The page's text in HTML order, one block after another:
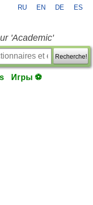
RU EN DE ES
'Academic'
Recherche!
Игры ⚽